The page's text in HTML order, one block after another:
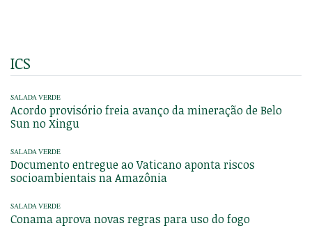
ICS
SALADA VERDE
Acordo provisório freia avanço da mineração de Belo
Sun no Xingu
SALADA VERDE
Documento entregue ao Vaticano aponta riscos
socioambientais na Amazônia
SALADA VERDE
Conama aprova novas regras para uso do fogo